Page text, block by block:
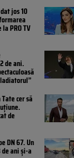
jos 10
PRO TV
de ani.
cer să
de
DN 67. Un
ani și-a